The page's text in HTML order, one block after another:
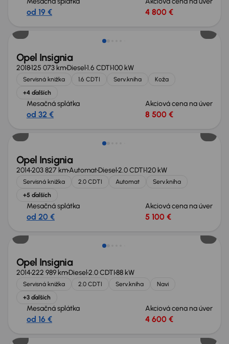
od 19 € 4 800 €
Zlacnené o 500 €
Opel Insignia
2018125 073 kmDiesel1.6 CDTI100 kW
Servisná knižka 1.6 CDTI Serv.kniha
Koža
+4 ďalších
Mesačná splátka
od 32 €
Akciová cena na úver
8 500 €
Zlacnené o 500 €
Opel Insignia
2014203 827 kmAutomatDiesel2.0 CDTI120 kW
Servisná knižka 2.0 CDTI Automat
Serv.kniha
+5 ďalších
Mesačná splátka
od 20 €
Akciová cena na úver
5 100 €
Opel Insignia
2014222 989 kmDiesel2.0 CDTI88 kW
Servisná knižka 2.0 CDTI Serv.kniha
Navi
+3 ďalších
Mesačná splátka
od 16 €
Akciová cena na úver
4 600 €
Zlacnené o 600 €